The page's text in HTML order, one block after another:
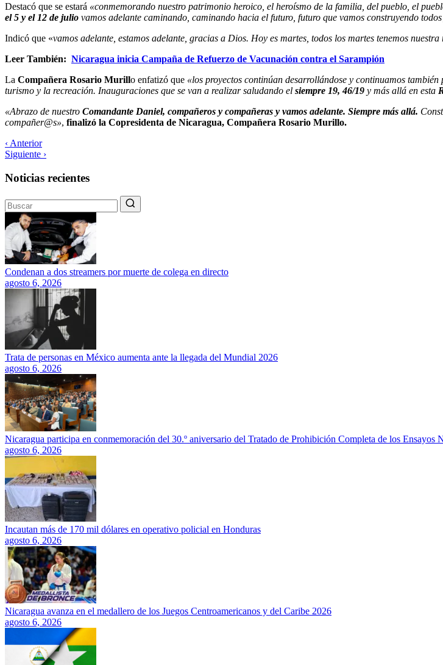
Destacó que se estará «conmemorando nuestro patrimonio heroico, el heroísmo de la familia, del pueblo, el
el 5 y el 12 de julio vamos adelante caminando, caminando hacia el futuro, futuro que vamos construyendo
Indicó que «vamos adelante, estamos adelante, gracias a Dios. Hoy es martes, todos los martes tenemos
Leer También: Nicaragua inicia Campaña de Refuerzo de Vacunación contra el Sarampión
La Compañera Rosario Murillo enfatizó que «los proyectos continúan desarrollándose y continuamos
turismo y la recreación. Inauguraciones que se van a realizar saludando el siempre 19, 46/19 y más allá en esta
«Abrazo de nuestro Comandante Daniel, compañeros y compañeras y vamos adelante. Siempre más allá.
compañer@s», finalizó la Copresidenta de Nicaragua, Compañera Rosario Murillo.
‹ Anterior
Siguiente ›
Noticias recientes
Condenan a dos streamers por muerte de colega en directo
agosto 6, 2026
Trata de personas en México aumenta ante la llegada del Mundial 2026
agosto 6, 2026
Nicaragua participa en conmemoración del 30.º aniversario del Tratado de Prohibición Completa de los Ensayos
agosto 6, 2026
Incautan más de 170 mil dólares en operativo policial en Honduras
agosto 6, 2026
Nicaragua avanza en el medallero de los Juegos Centroamericanos y del Caribe 2026
agosto 6, 2026